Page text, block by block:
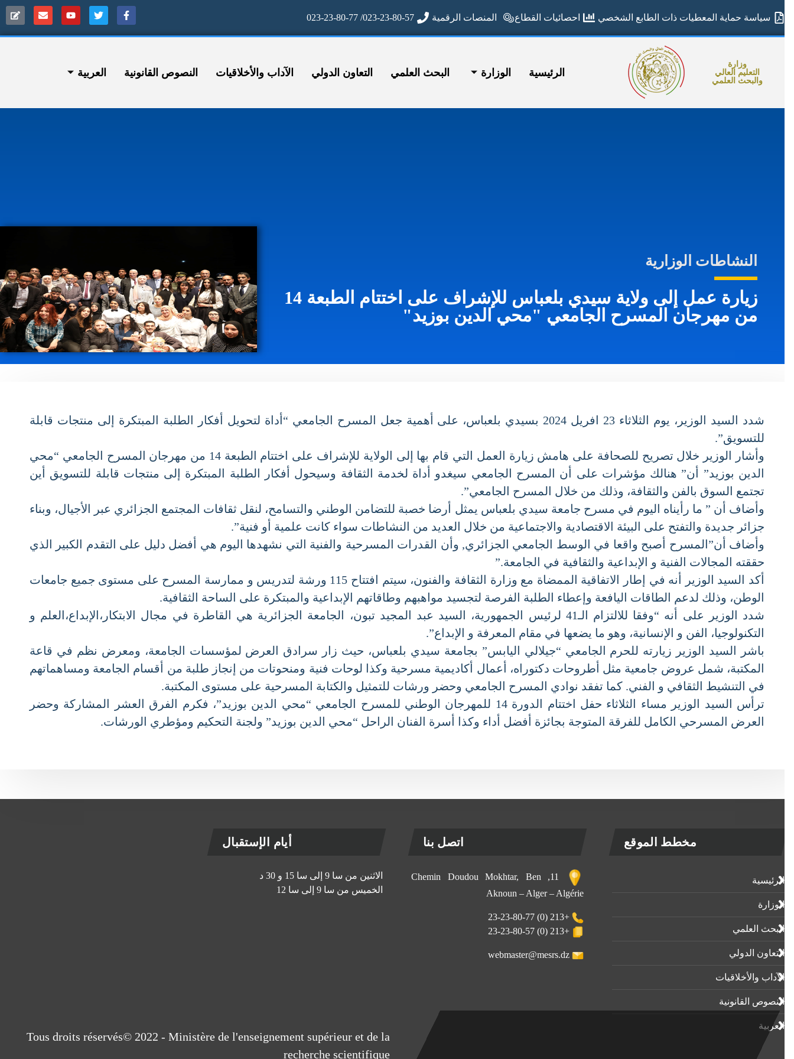
سياسة حماية المعطيات ذات الطابع الشخصي احصائيات القطاع المنصات الرقمية 023-23-80-57/ 023-23-80-77
وزارة
التعليم العالي
والبحث العلمي
الرئيسية الوزارة البحث العلمي التعاون الدولي الآداب واﻷخلاقيات النصوص القانونية العربية
النشاطات الوزارية
زيارة عمل إلى ولاية سيدي بلعباس للإشراف على اختتام الطبعة 14
من مهرجان المسرح الجامعي "محي الدين بوزيد"
شدد السيد الوزير، يوم الثلاثاء 23 افريل 2024 بسيدي بلعباس، على أهمية جعل المسرح الجامعي “أداة لتحويل أفكار الطلبة المبتكرة إلى منتجات قابلة
للتسويق”.
وأشار الوزير خلال تصريح للصحافة على هامش زيارة العمل التي قام بها إلى الولاية للإشراف على اختتام الطبعة 14 من مهرجان المسرح الجامعي “محي
الدين بوزيد” أن” هنالك مؤشرات على أن المسرح الجامعي سيغدو أداة لخدمة الثقافة وسيحول أفكار الطلبة المبتكرة إلى منتجات قابلة للتسويق أين
تجتمع السوق بالفن والثقافة، وذلك من خلال المسرح الجامعي”.
وأضاف أن ” ما رأيناه اليوم في مسرح جامعة سيدي بلعباس يمثل أرضا خصبة للتضامن الوطني والتسامح، لنقل ثقافات المجتمع الجزائري عبر الأجيال، وبناء
جزائر جديدة والتفتح على البيئة الاقتصادية والاجتماعية من خلال العديد من النشاطات سواء كانت علمية أو فنية”.
وأضاف أن”المسرح أصبح واقعا في الوسط الجامعي الجزائري, وأن القدرات المسرحية والفنية التي نشهدها اليوم هي أفضل دليل على التقدم الكبير الذي
حققته المجالات الفنية و الإبداعية والثقافية في الجامعة.”
أكد السيد الوزير أنه في إطار الاتفاقية الممضاة مع وزارة الثقافة والفنون، سيتم افتتاح 115 ورشة لتدريس و ممارسة المسرح على مستوى جميع جامعات
الوطن، وذلك لدعم الطاقات اليافعة وإعطاء الطلبة الفرصة لتجسيد مواهبهم وطاقاتهم الإبداعية والمبتكرة على الساحة الثقافية.
شدد الوزير على أنه “وفقا للالتزام الـ41 لرئيس الجمهورية، السيد عبد المجيد تبون، الجامعة الجزائرية هي القاطرة في مجال الابتكار،الإبداع،العلم و
التكنولوجيا، الفن و الإنسانية، وهو ما يضعها في مقام المعرفة و الإبداع”.
باشر السيد الوزير زيارته للحرم الجامعي “جيلالي اليابس” بجامعة سيدي بلعباس، حيث زار سرادق العرض لمؤسسات الجامعة، ومعرض نظم في قاعة
المكتبة، شمل عروض جامعية مثل أطروحات دكتوراه، أعمال أكاديمية مسرحية وكذا لوحات فنية ومنحوتات من إنجاز طلبة من أقسام الجامعة ومساهماتهم
في التنشيط الثقافي و الفني. كما تفقد نوادي المسرح الجامعي وحضر ورشات للتمثيل والكتابة المسرحية على مستوى المكتبة.
ترأس السيد الوزير مساء الثلاثاء حفل اختتام الدورة 14 للمهرجان الوطني للمسرح الجامعي “محي الدين بوزيد”، فكرم الفرق العشر المشاركة وحضر
العرض المسرحي الكامل للفرقة المتوجة بجائزة أفضل أداء وكذا أسرة الفنان الراحل “محي الدين بوزيد” ولجنة التحكيم ومؤطري الورشات.
مخطط الموقع
الرئيسية
الوزارة
البحث العلمي
التعاون الدولي
الآداب واﻷخلاقيات
النصوص القانونية
العربية
اتصل بنا
11, Chemin Doudou Mokhtar, Ben
Aknoun – Alger – Algérie
+213 (0) 23-23-80-77
+213 (0) 23-23-80-57
webmaster@mesrs.dz
أيام الإستقبال
الاثنين من سا 9 إلى سا 15 و 30 د
الخميس من سا 9 إلى سا 12
Tous droits réservés© 2022 - Ministère de l'enseignement supérieur et de la
recherche scientifique